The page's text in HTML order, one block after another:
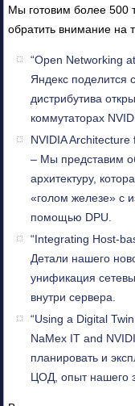
Мы готовим более 500
обратить внимание на
“Open Networking
Яндекс поделится
дистрибутива
коммутаторах
NVIDIA
– Мы представим
архитектуру,
«голом железе» с
помощью DPU.
“Integrating Host-
Детали нашего
унификация
внутри сервера.
“Using a Digital
NaMex IT and
планировать и
ЦОД, опыт нашего